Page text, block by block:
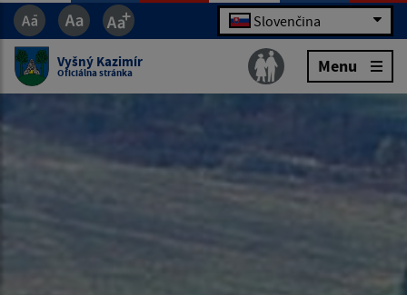
Slovenčina
Vyšný Kazimír
Oficiálna stránka Menu